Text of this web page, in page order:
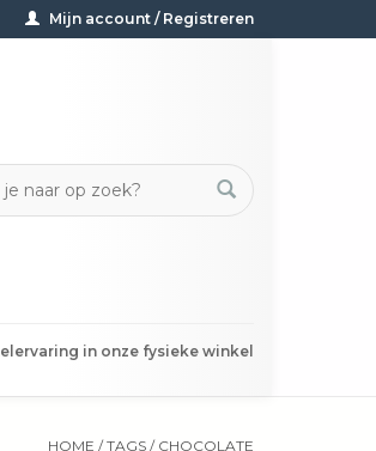
Mijn account / Registreren
in onze fysieke winkel
HOME /TAGS / CHOCOLATE